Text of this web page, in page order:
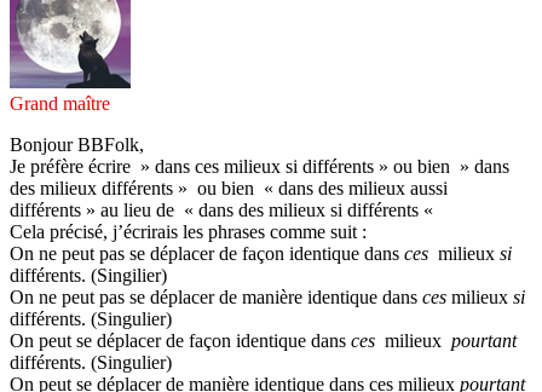
Grand maître
Bonjour BBFolk,
Je préfère écrire » dans ces milieux si différents » ou bien » dans
des milieux différents » ou bien « dans des milieux aussi
différents » au lieu de « dans des milieux si différents «
Cela précisé, j’écrirais les phrases comme suit :
On ne peut pas se déplacer de façon identique dans ces milieux si
différents. (Singilier)
On ne peut pas se déplacer de manière identique dans ces milieux si
différents. (Singulier)
On peut se déplacer de façon identique dans ces milieux pourtant
différents. (Singulier)
On peut se déplacer de manière identique dans ces milieux pourtant